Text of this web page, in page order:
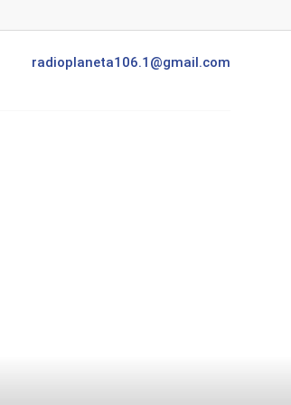
radioplaneta106.1@gmail.com